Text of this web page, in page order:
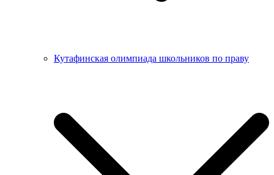
Кутафинская олимпиада школьников по праву